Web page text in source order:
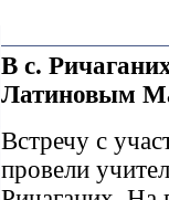
В с.
Латиновым
Встречу с
провели